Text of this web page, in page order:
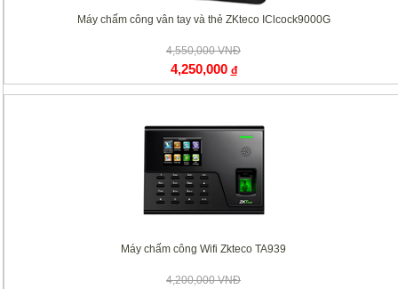
Máy chấm công vân tay và thẻ ZKteco IClcock9000G
4,550,000 VNĐ
4,250,000 đ
Máy chấm công Wifi Zkteco TA939
4,200,000 VNĐ